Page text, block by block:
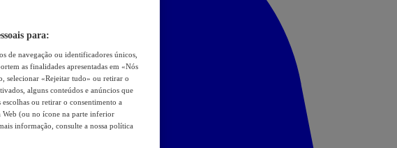
para:
de navegação ou identificadores únicos,
as finalidades apresentadas em «Nós
selecionar «Rejeitar tudo» ou retirar o
alguns conteúdos e anúncios que
ou retirar o consentimento a
(ou no ícone na parte inferior
informação, consulte a nossa política